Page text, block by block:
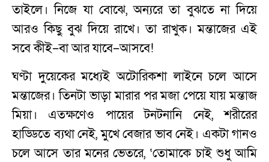
তাইলে। নিজে যা বোঝে, অন্যরে তা বুঝতে না দিয়ে
আরও কিছু বুঝ দিয়ে রাখে। তা রাখুক। মন্তাজের এই
সবে কীই–বা আর যাবে–আসবে!
ঘণ্টা দুয়েকের মধ্যেই অটোরিকশা লাইনে চলে আসে
মন্তাজের। তিনটা ভাড়া মারার পর মজা পেয়ে যায় মন্তাজ
মিয়া। এতক্ষণেও পায়ের টনটনানি নেই, শরীরের
হাড্ডিতে ব্যথা নেই, মুখে বেজার ভাব নেই। একটা গানও
চলে আসে তার মনের ভেতরে, ‘তোমাকে চাই শুধু আমি